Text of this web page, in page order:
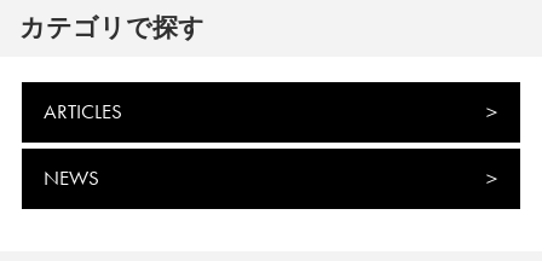
カテゴリで探す
ARTICLES
NEWS